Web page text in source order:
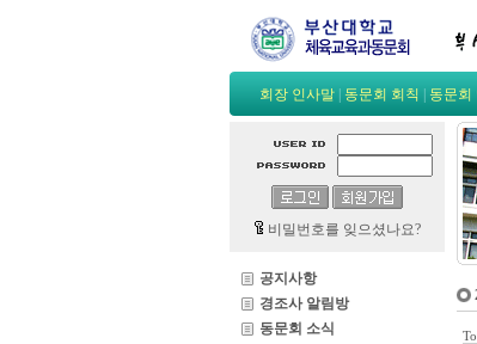
회장 인사말 동문회 회칙 동문회
비밀번호를 잊으셨나요?
공지사항
경조사 알림방
동문회 소식